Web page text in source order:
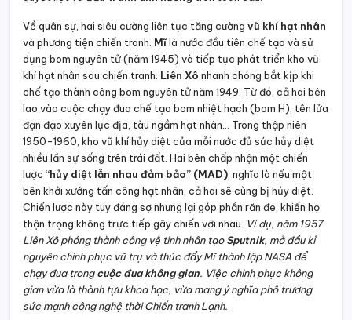
Về quân sự, hai siêu cường liên tục tăng cường vũ khí hạt nhân
và phương tiện chiến tranh. Mĩlà nước đầu tiên chế tạo và sử
dụng bom nguyên tử (năm 1945) và tiếp tục phát triển kho vũ
khí hạt nhân sau chiến tranh. Liên Xô nhanh chóng bắt kịp khi
chế tạo thành công bom nguyên tử năm 1949. Từ đó, cả hai bên
lao vào cuộc chạy đua chế tạo bom nhiệt hạch (bom H), tên lửa
đạn đạo xuyên lục địa, tàu ngầm hạt nhân… Trong thập niên
1950-1960, kho vũ khí hủy diệt của mỗi nước đủ sức hủy diệt
nhiều lần sự sống trên trái đất. Hai bên chấp nhận một chiến
lược “hủy diệt lẫn nhau đảm bảo” (MAD) , nghĩa là nếu một
bên khởi xướng tấn công hạt nhân, cả hai sẽ cùng bị hủy diệt.
Chiến lược này tuy đáng sợ nhưng lại góp phần răn đe, khiến họ
thận trọng không trực tiếp gây chiến với nhau. Ví dụ, năm 1957
Liên Xô phóng thành công vệ tinh nhân tạoSputnik, mở đầu kỉ
nguyên chinh phục vũ trụ và thúc đẩy Mĩ thành lập NASA để
chạy đua trongcuộc đua không gian. Việc chinh phục không
gian vừa là thành tựu khoa học, vừa mang ý nghĩa phô trương
sức mạnh công nghệ thời Chiến tranh Lạnh.